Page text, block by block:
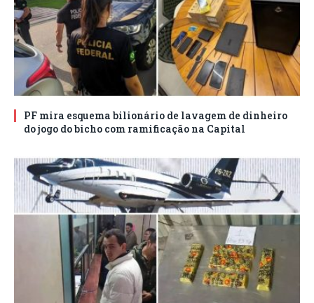
PF mira esquema bilionário de lavagem de dinheiro
do jogo do bicho com ramificação na Capital